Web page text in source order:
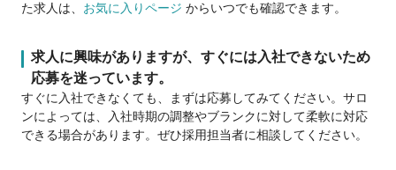
た求人は、 お気に入りページ からいつでも確認できます。
求人に興味がありますが、すぐには入社できないため
応募を迷っています。
すぐに入社できなくても、まずは応募してみてください。サロ
ンによっては、入社時期の調整やブランクに対して柔軟に対応
できる場合があります。ぜひ採用担当者に相談してください。